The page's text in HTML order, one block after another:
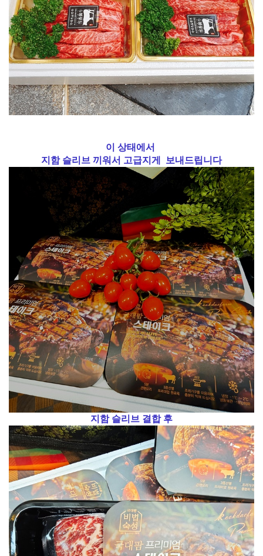
이 상태에서
지함 슬리브 끼워서 고급지게 보내드립니다
지함 슬리브 결합 후